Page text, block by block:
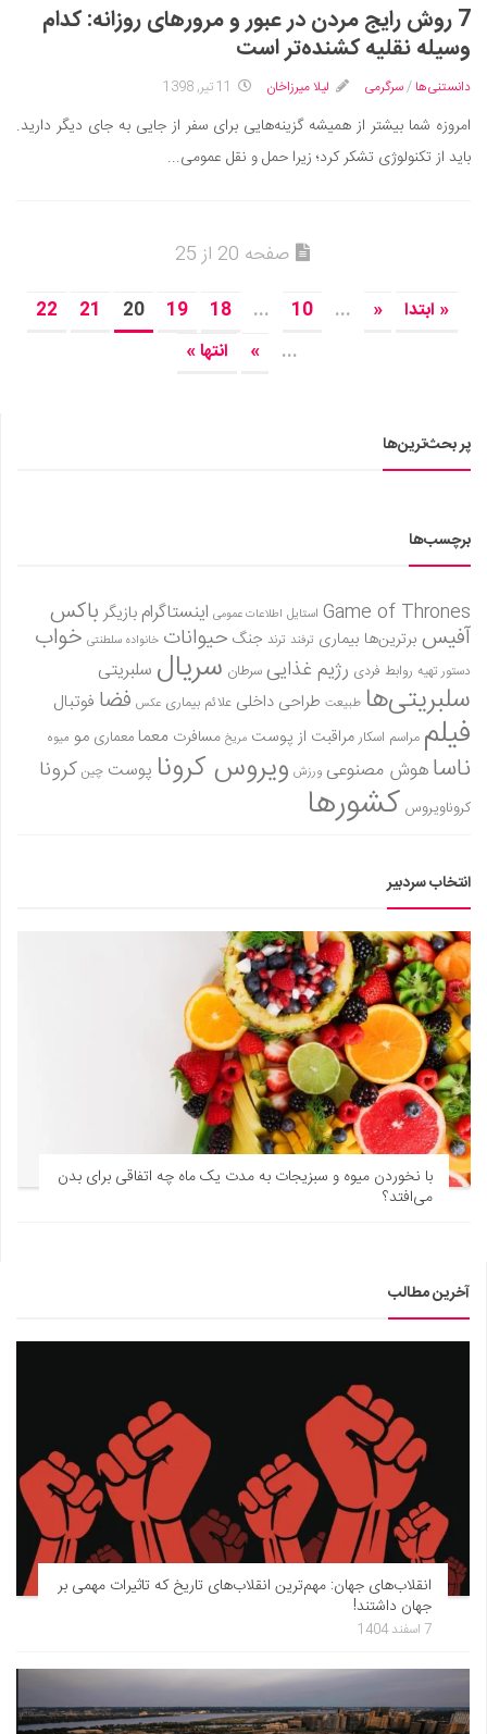
7 روش رایج مردن در عبور و مرورهای روزانه: کدام
وسیله نقلیه کشنده‌تر است
دانستنی‌ها /سرگرمی لیلا میرزاخان 11 تیر, 1398
امروزه شما بیشتر از همیشه گزینه‌هایی برای سفر از جایی به جای دیگر دارید.
باید از تکنولوژی تشکر کرد؛ زیرا حمل و نقل عمومی...
صفحه 20 از 25
« ابتدا «
...
10
...
18
19
20
21
22
...
» انتها »
پر بحث‌ترین‌ها
برچسب‌ها
Game of Thrones استایل اطلاعات عمومی اینستاگرام بازیگر باکس
آفیس برترین‌ها بیماری ترفند ترند جنگ حیوانات خانواده سلطنتی خواب
دستور تهیه روابط فردی رژیم غذاییسرطان سریال سلبریتی
سلبریتی‌ها طبیعت طراحی داخلی علائم بیماری عکس فضا فوتبال
فیلم مراسم اسکارمراقبت از پوست مریخ مسافرت معمامعماری مو میوه
ناساهوش مصنوعی ورزش ویروس کرونا پوست چین کرونا
کروناویروس کشورها
انتخاب سردبیر
با نخوردن میوه و سبزیجات به مدت یک ماه چه اتفاقی برای بدن
می‌افتد؟
آخرین مطالب
انقلاب‌های جهان: مهم‌ترین انقلاب‌های تاریخ که تاثیرات مهمی بر
جهان داشتند!
7 اسفند 1404